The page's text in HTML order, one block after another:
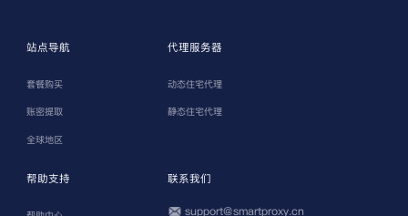
站点导航
套餐购买
账密提取
全球地区
代理服务器
动态住宅代理
静态住宅代理
帮助支持 联系我们
support@smartproxy.cn